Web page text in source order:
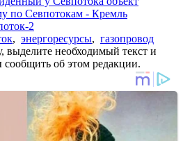
по Севпотокам - Кремль
2
, энергоресурсы, газопровод
выделите необходимый текст и
об этом редакции.